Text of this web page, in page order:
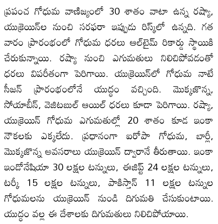
ప్రపంచ గోధుమ వాణిజ్యంలో 30 శాతం వాటా ఉన్న రష్యా,
యుక్రెయిన్‌ల నుంచి సరఫరా ఇప్పుడు రిస్క్‌లో ఉన్నది. గత
వారం ప్రారంభంలో గోధుమ ధరలు ఆల్‌టైమ్‌ రికార్డు స్థాయికి
చేరుకున్నాయి. రష్యా నుంచి ఎగుమతులు నిలిచిపోవడంతో
ధరలు విపరీతంగా పెరిగాయి. యుక్రెయిన్‌లో గోధుమ నాటే
సీజన్‌ ప్రారంభంలోనే యుద్ధం వచ్చింది. మొక్కజొన్న,
సోయాబీన్‌, వెజిటబుల్‌ ఆయిల్‌ ధరలు కూడా పెరిగాయి. రష్యా,
యుక్రెయిన్‌ గోధుమ ఎగుమతుల్లో 20 శాతం కూడ ఇంకా
నౌకలకు ఎక్కలేదు. ప్రధానంగా ఐరోపా గోధుమ, బార్లీ,
మొక్కజొన్న అవసరాలు యుక్రెయిన్‌ ద్వారానే తీరుతాయి. ఇంకా
ఇండోనేషియా 30 లక్షల టన్నులు, ఈజిప్ట్‌ 24 లక్షల టన్నులు,
టర్కీ 15 లక్షల టన్నులు, పాకిస్తాన్‌ 11 లక్షల టన్నుల
గోధుమలను యుక్రెయిన్‌ నుండి దిగుమతి చేసుకుంటాయి.
యుద్ధం వల్ల ఈ దేశాలకు దిగుమతులు నిలిచిపోయాయి.